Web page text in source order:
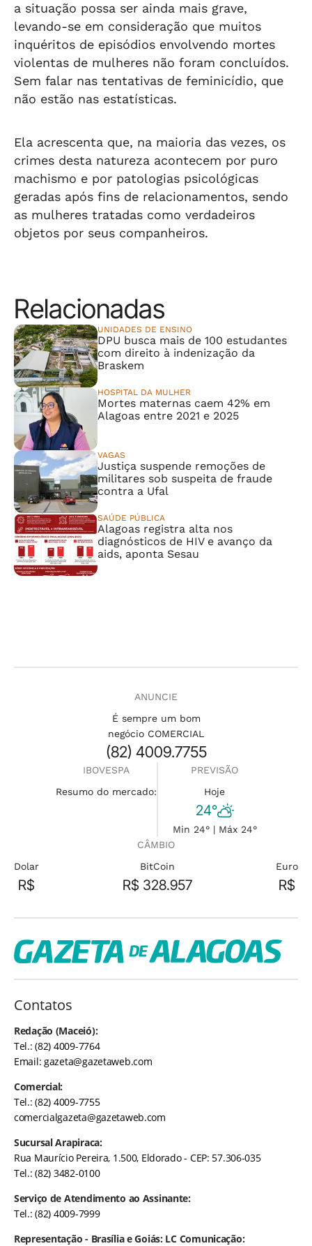
a situação possa ser ainda mais grave,
levando-se em consideração que muitos
inquéritos de episódios envolvendo mortes
violentas de mulheres não foram concluídos.
Sem falar nas tentativas de feminicídio, que
não estão nas estatísticas.
Ela acrescenta que, na maioria das vezes, os
crimes desta natureza acontecem por puro
machismo e por patologias psicológicas
geradas após fins de relacionamentos, sendo
as mulheres tratadas como verdadeiros
objetos por seus companheiros.
Relacionadas
UNIDADES DE ENSINO
DPU busca mais de 100 estudantes
com direito à indenização da
Braskem
HOSPITAL DA MULHER
Mortes maternas caem 42% em
Alagoas entre 2021 e 2025
VAGAS
Justiça suspende remoções de
militares sob suspeita de fraude
contra a Ufal
SAÚDE PÚBLICA
Alagoas registra alta nos
diagnósticos de HIV e avanço da
aids, aponta Sesau
ANUNCIE
É sempre um bom
negócio COMERCIAL
(82) 4009.7755
IBOVESPA
Resumo do mercado:
PREVISÃO
Hoje
24°
Min 24° | Máx 24°
CÂMBIO
Dolar
R$
BitCoin
R$ 328.957
Euro
R$
Contatos
Redação (Maceió):
Tel.: (82) 4009-7764
Email:gazeta@gazetaweb.com
Comercial:
Tel.: (82) 4009-7755
comercialgazeta@gazetaweb.com
Sucursal Arapiraca:
Rua Maurício Pereira, 1.500, Eldorado - CEP: 57.306-035
Tel.: (82) 3482-0100
Serviço de Atendimento ao Assinante:
Tel.: (82) 4009-7999
Representação - Brasília e Goiás: LC Comunicação: